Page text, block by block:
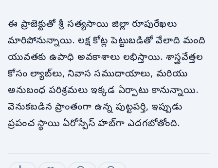
ఈ ప్రాజెక్టుతో శ్రీ సత్యసాయి జిల్లా రూపురేఖలు
మారిపోనున్నాయి. లక్ష కోట్ల పెట్టుబడితో వేలాది మంది
యువతకు ఉపాధి అవకాశాలు లభిస్తాయి. శాస్త్రవేత్తల
కోసం ల్యాబ్‌లు, నివాస సముదాయాలు, మరియు
అనుబంధ పరిశ్రమలు ఇక్కడ ఏర్పాటు కానున్నాయి.
వెనుకబడిన ప్రాంతంగా ఉన్న పుట్టపర్తి, ఇప్పుడు
ప్రపంచ స్థాయి ఏరోస్పేస్ హబ్‌గా ఎదగబోతోంది.